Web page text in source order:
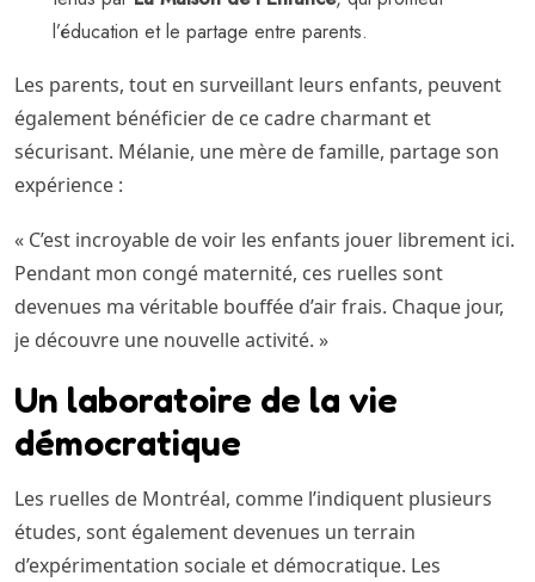
l’éducation et le partage entre parents.
Les parents, tout en surveillant leurs enfants, peuvent
également bénéficier de ce cadre charmant et
sécurisant. Mélanie, une mère de famille, partage son
expérience :
« C’est incroyable de voir les enfants jouer librement ici.
Pendant mon congé maternité, ces ruelles sont
devenues ma véritable bouffée d’air frais. Chaque jour,
je découvre une nouvelle activité. »
Un laboratoire de la vie
démocratique
Les ruelles de Montréal, comme l’indiquent plusieurs
études, sont également devenues un terrain
d’expérimentation sociale et démocratique. Les